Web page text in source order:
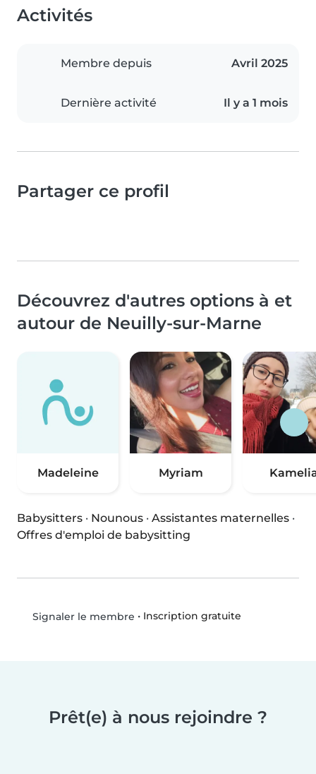
Activités
Membre depuis Avril 2025
Dernière activité Il y a 1 mois
Partager ce profil
Découvrez d'autres options à et
autour de Neuilly-sur-Marne
Madeleine Myriam
Babysitters · Nounous · Assistantes maternelles ·
Offres d'emploi de babysitting
Signaler le membre • Inscription gratuite
Prêt(e) à nous rejoindre ?